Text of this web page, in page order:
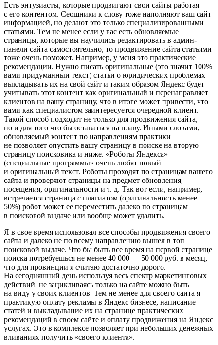
Есть энтузиасты, которые продвигают свои сайты работая
с его контентом. Сеошники к слову тоже наполняют ваш сайт
информацией, но делают это только специализированными
статьями. Тем не менее если у вас есть обновляемые
страницы, которые вы научились редактировать в админ-
панели сайта самостоятельно, то продвижение сайта статьями
тоже очень поможет. Например, у меня это практические
рекомендации. Нужно писать оригинальные (это значит 100%
вами придуманный текст) статьи о юридических проблемах
выкладывать их на свой сайт и таким образом Яндекс будет
учитывать этот контент как оригинальный и перенаправляет
клиентов на вашу страницу, что в итоге может привести, что
вами как специалистом заинтересуется очередной клиент.
Такой способ подходит не только для продвижения сайта,
но и для того что бы оставаться на плаву. Иными словами,
обновляемый контент по направлениям практики
не позволяет опустить вашу страницу в поиске на вторую
страницу поисковика и ниже. «Роботы Яндекса»
(специальные программы» очень любят новый
и оригинальный текст. Роботы проходят по страницам вашего
сайта и проверяют страницы на предмет обновления,
посещения, оригинальности и т. д. Так вот если, например,
встречается страница с плагиатом (оригинальность менее
50%) робот может ее переместить далеко по страницам
в поисковой выдаче или вообще может удалить.
Я в свое время использовал все способы продвижения своего
сайта и далеко не по всему направлению вышел в топ
поисковой выдаче. Что бы быть все время на первой странице
поиска потребуешься не менее 40 000 — 50 000 руб. в месяц,
что для провинции я считаю достаточно дорого.
На сегодняшний день используя весь спектр маркетинговых
действий, не зацикливаясь только на сайте можно быть
на виду у своих клиентов. Тем не менее для своего сайта я
практикую оплату рекламы в Яндекс бизнесе, написание
статей и выкладывание их на странице практических
рекомендаций в своем сайте и оплату продвижения на Яндекс
услугах. Это в комплексе позволяет при небольших денежных
вливаниях получить «своего клиента».